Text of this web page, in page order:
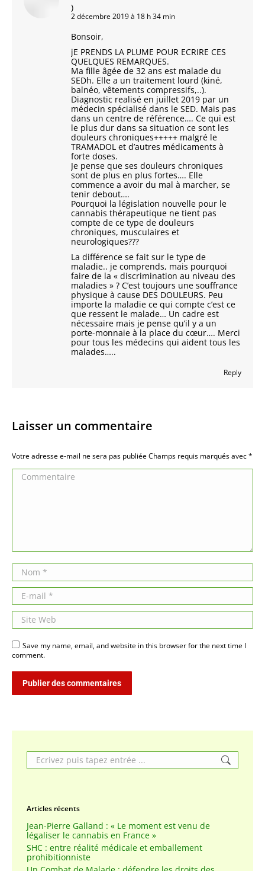
)
2 décembre 2019 à 18 h 34 min
Bonsoir,
jE PRENDS LA PLUME POUR ECRIRE CES
QUELQUES REMARQUES.
Ma fille âgée de 32 ans est malade du
SEDh. Elle a un traitement lourd (kiné,
balnéo, vêtements compressifs,..).
Diagnostic realisé en juillet 2019 par un
médecin spécialisé dans le SED. Mais pas
dans un centre de référence…. Ce qui est
le plus dur dans sa situation ce sont les
douleurs chroniques+++++ malgré le
TRAMADOL et d’autres médicaments à
forte doses.
Je pense que ses douleurs chroniques
sont de plus en plus fortes…. Elle
commence a avoir du mal à marcher, se
tenir debout….
Pourquoi la législation nouvelle pour le
cannabis thérapeutique ne tient pas
compte de ce type de douleurs
chroniques, musculaires et
neurologiques???
La différence se fait sur le type de
maladie.. je comprends, mais pourquoi
faire de la « discrimination au niveau des
maladies » ? C’est toujours une souffrance
physique à cause DES DOULEURS. Peu
importe la maladie ce qui compte c’est ce
que ressent le malade… Un cadre est
nécessaire mais je pense qu’il y a un
porte-monnaie à la place du cœur…. Merci
pour tous les médecins qui aident tous les
malades…..
Reply
Laisser un commentaire
Votre adresse e-mail ne sera pas publiée Champs requis marqués avec*
Commentaire
Nom *
E-mail *
Site Web
Save my name, email, and website in this browser for the next time I
comment.
Publier des commentaires
Search:
Articles récents
Jean-Pierre Galland : « Le moment est venu de
légaliser le cannabis en France »
SHC : entre réalité médicale et emballement
prohibitionniste